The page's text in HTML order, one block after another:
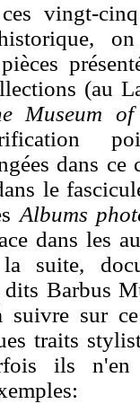
cinq
(au
Museum
dans
le
Albums
dans les
suite,
dits Barbus
suivre sur
traits
ils n'en